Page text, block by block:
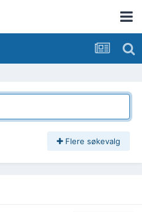
Flere søkevalg